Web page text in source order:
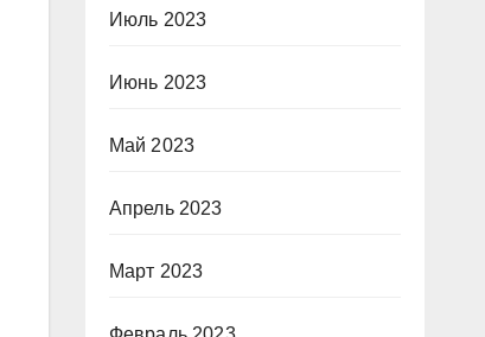
Июль 2023
Июнь 2023
Май 2023
Апрель 2023
Март 2023